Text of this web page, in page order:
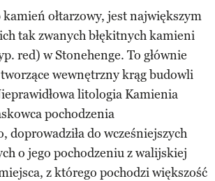
ołtarzowy, jest największym
tak zwanych błękitnych kamieni
red) w Stonehenge. To głównie
wewnętrzny krąg budowli
litologia Kamienia
pochodzenia
doprowadziła do wcześniejszych
o jego pochodzeniu z walijskiej
z którego pochodzi większość